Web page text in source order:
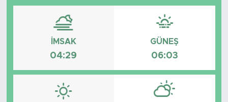
İMSAK
04:29
GÜNEŞ
06:03
Sağlık
Ekonomi